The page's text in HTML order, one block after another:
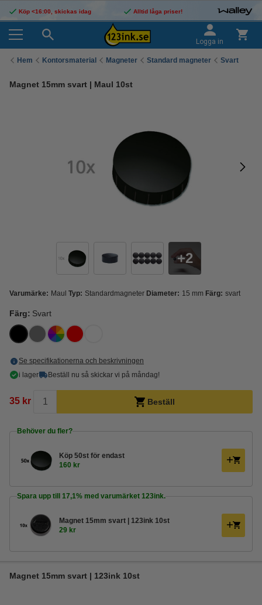
Köp <16:00, skickas idag Alltid låga priser!
Logga in
Hem Kontorsmaterial Magneter Standard magneter Svart
Magnet 15mm svart | Maul 10st
2
Varumärke: Maul Typ: Standardmagneter Diameter: 15 mm Färg: svart
Färg: Svart
Se specifikationerna och beskrivningen
i lager
Beställ nu så skickar vi på måndag!
35 kr Beställ
Behöver du fler?
Köp 50st för endast
160 kr
Spara upp till 17,1% med varumärket 123ink.
Magnet 15mm svart | 123ink 10st
29 kr
Magnet 15mm svart | 123ink 10st